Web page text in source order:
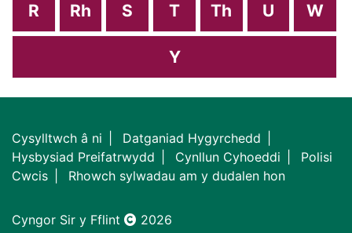
R Rh S T Th U W
Y
Cysylltwch â ni
Datganiad Hygyrchedd
Hysbysiad Preifatrwydd
Cynllun Cyhoeddi
Polisi
Cwcis
Rhowch sylwadau am y dudalen hon
Cyngor Sir y Fflint 2026